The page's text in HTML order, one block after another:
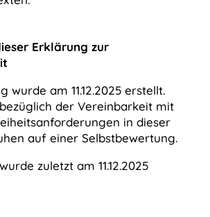
Erklärung zur
wurde am 11.12.2025 erstellt.
der Vereinbarkeit mit
in dieser
auf einer Selbstbewertung.
zuletzt am 11.12.2025